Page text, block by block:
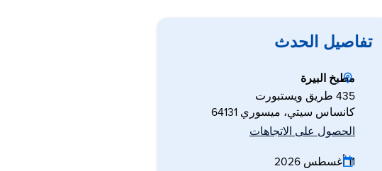
تفاصيل الحدث
مطبخ البيرة
435 طريق ويستبورت
كانساس سيتي، ميسوري 64131
الحصول على الاتجاهات
11 أغسطس 2026